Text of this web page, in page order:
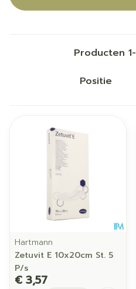
Producten 1-
Sorteer op:
Hartmann
Zetuvit E 10x20cm St. 5
P/s
€ 3,57